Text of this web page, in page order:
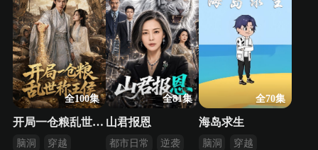
全100集
开局一仓粮乱世称王侯
脑洞
穿越
全81集
山君报恩
都市日常
逆袭
全70集
海岛求生
脑洞
穿越